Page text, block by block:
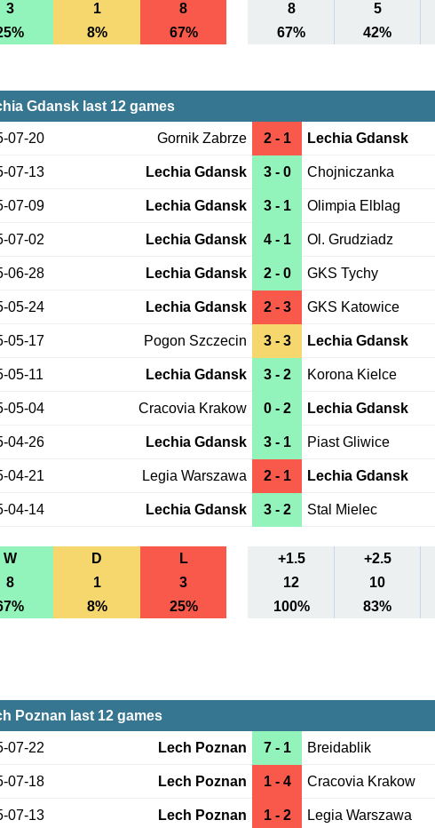
3
1 8 8
5
8% 67% 67% 42%
Gdansk last 12 games
07-20 Gornik Zabrze 2 - 1 Lechia Gdansk
07-13 Lechia Gdansk 3 - 0 Chojniczanka
07-09 Lechia Gdansk 3 - 1 Olimpia Elblag
07-02 Lechia Gdansk 4 - 1 Ol. Grudziadz
06-28 Lechia Gdansk 2 - 0 GKS Tychy
05-24 Lechia Gdansk 2 - 3 GKS Katowice
05-17 Pogon Szczecin 3 - 3 Lechia Gdansk
05-11 Lechia Gdansk 3 - 2 Korona Kielce
05-04 Cracovia Krakow 0 - 2 Lechia Gdansk
04-26 Lechia Gdansk 3 - 1 Piast Gliwice
04-21 Legia Warszawa 2 - 1 Lechia Gdansk
04-14 Lechia Gdansk 3 - 2 Stal Mielec
W D L +1.5
+2.5
8
1 3 12
10
8% 25% 100% 83%
Poznan last 12 games
07-22 Lech Poznan 7 - 1 Breidablik
07-18 Lech Poznan 1 - 4 Cracovia Krakow
07-13 Lech Poznan 1 - 2 Legia Warszawa